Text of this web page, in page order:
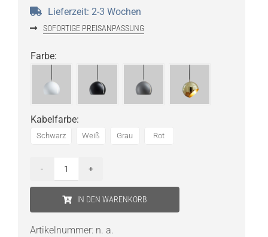
Lieferzeit: 2-3 Wochen
SOFORTIGE PREISANPASSUNG
Farbe:
Kabelfarbe:
Schwarz Weiß Grau Rot
IN DEN WARENKORB
Artikelnummer: n. a.